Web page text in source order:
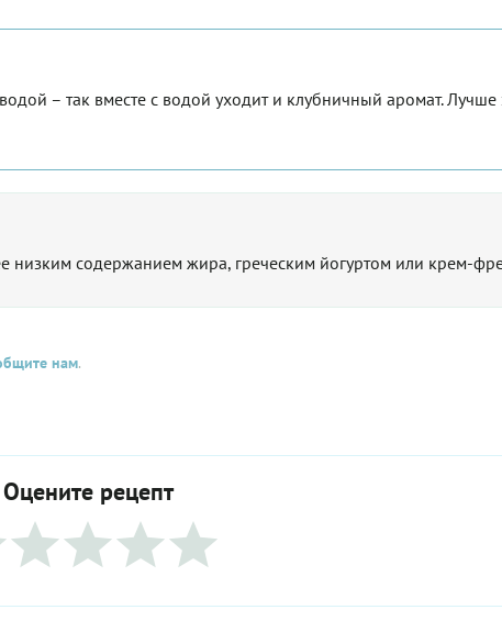
– так вместе с водой уходит и клубничный аромат. Лучше
низким содержанием жира, греческим йогуртом или крем-
нам.
Оцените рецепт